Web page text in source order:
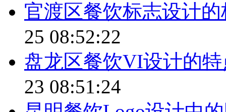
官渡区餐饮标志设计
25 08:52:22
盘龙区餐饮VI设计的
23 08:51:24